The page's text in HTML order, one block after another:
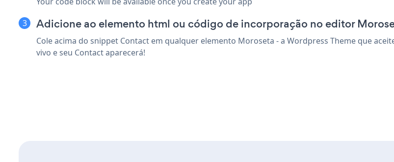
Adicione ao elemento html ou código de incorporação no editor
Cole acima do snippet Contact em qualquer elemento Moroseta - a Wordpress Theme que
vivo e seu Contact aparecerá!